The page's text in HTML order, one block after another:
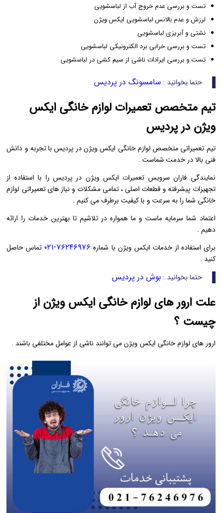
تست و بررسی عدم خروج آب از لباسشویی
لرزش و عدم بالانس لباسشویی ایکس ویژن
نشتی و آبریزی لباسشویی
تست و بررسی خرابی برد الکترونیکی لباسشویی
تست و بررسی ایرادات ناشی از سیم کشی در لباسشویی
حتما بخوانید : سامسونگ در پردیس
تیم متخصص تعمیرات لوازم خانگی ایکس
ویژن در پردیس
تیم تعمیراتی متخصص لوازم خانگی ایکس ویژن در پردیس با تجربه و دانش
فنی بالا در خدمت شماست .
نمایندگی فاران سرویس تعمیرات ایکس ویژن در پردیس را با استفاده از
تجهیزات پیشرفته و قطعات اصلی ، تمامی مشکلات و نیاز های تعمیراتی لوازم
خانگی شما را به سرعت و با کیفیت برطرف می ‌کنیم .
اعتماد شما سرمایه ماست و ما همواره در تلاشیم تا بهترین خدمات را ارائه
دهیم .
برای استفاده از خدمات ایکس ویژن با شماره ۷۶۲۴۶۹۷۶-۰۲۱
تماس حاصل
کنید .
حتما بخوانید : بوش در پردیس
علت ارور های لوازم خانگی ایکس ویژن از
چیست ؟
ارور های لوازم خانگی ایکس ویژن می‌ توانند ناشی از عوامل مختلفی باشند .